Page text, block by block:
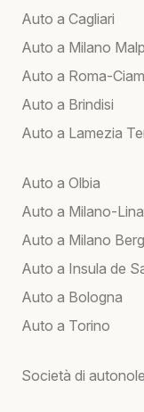
Auto a Cagliari
Auto a Milano
Auto a Roma-
Auto a Brindisi
Auto a Lamezia
Auto a Olbia
Auto a Milano-
Auto a Milano
Auto a Insula de
Auto a Bologna
Auto a Torino
Società di